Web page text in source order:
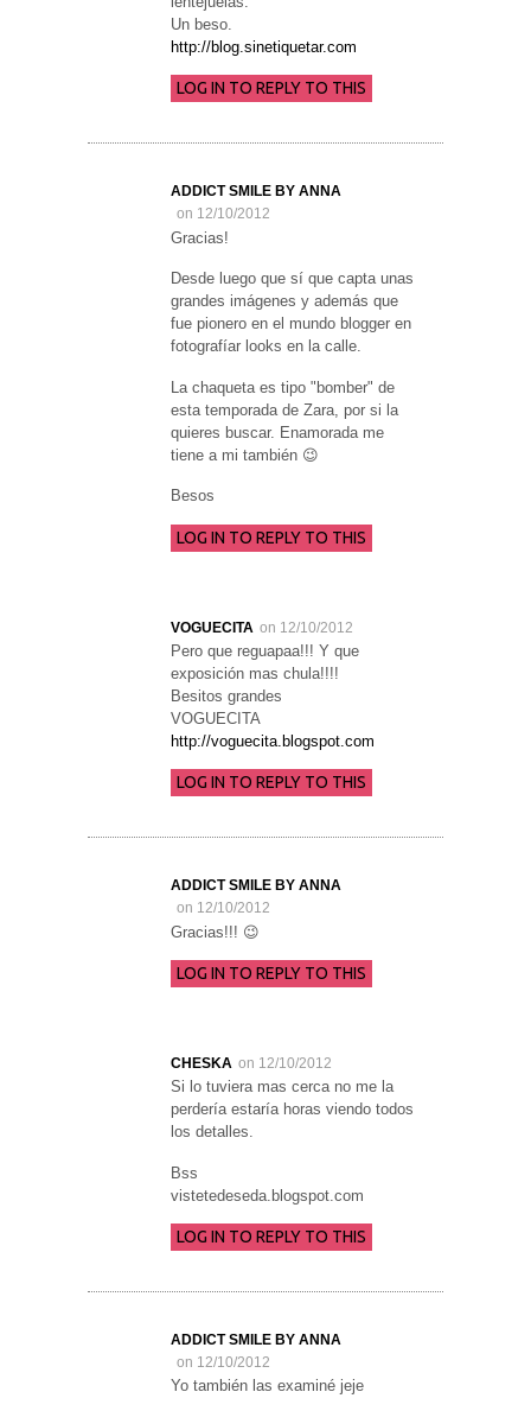
Un beso.
http://blog.sinetiquetar.com
LOG IN TO REPLY TO THIS
ADDICT SMILE BY ANNA
on 12/10/2012
Gracias!
Desde luego que sí que capta unas
grandes imágenes y además que
fue pionero en el mundo blogger en
fotografíar looks en la calle.
La chaqueta es tipo "bomber" de
esta temporada de Zara, por si la
quieres buscar. Enamorada me
tiene a mi también 😉
Besos
LOG IN TO REPLY TO THIS
VOGUECITA on 12/10/2012
Pero que reguapaa!!! Y que
exposición mas chula!!!!
Besitos grandes
VOGUECITA
http://voguecita.blogspot.com
LOG IN TO REPLY TO THIS
ADDICT SMILE BY ANNA
on 12/10/2012
Gracias!!! 😉
LOG IN TO REPLY TO THIS
CHESKA on 12/10/2012
Si lo tuviera mas cerca no me la
perdería estaría horas viendo todos
los detalles.
Bss
vistetedeseda.blogspot.com
LOG IN TO REPLY TO THIS
ADDICT SMILE BY ANNA
on 12/10/2012
Yo también las examiné jeje